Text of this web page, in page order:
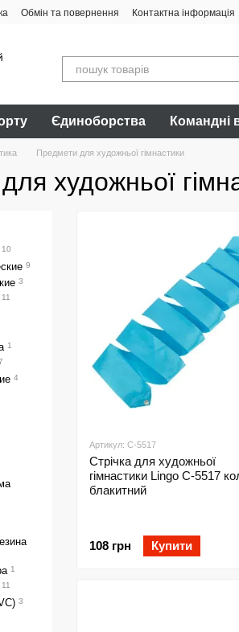
Обмін та повернення Контактна інформація
Єдиноборства Командні
Предмети для художньої гімнастики
художньої
Артикул: C-5517
Стрічка для художньої
гімнастики Lingo C-5517
блакитний
108 грн Купити
10
9
3
11
1
4
1
11
3